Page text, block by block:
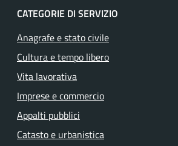
CATEGORIE DI SERVIZIO
Anagrafe e stato civile
Cultura e tempo libero
Vita lavorativa
Imprese e commercio
Appalti pubblici
Catasto e urbanistica